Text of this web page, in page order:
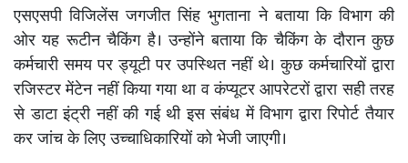
एसएसपी विजिलेंस जगजीत सिंह भुगताना ने बताया कि विभाग की
ओर यह रूटीन चैकिंग है। उन्होंने बताया कि चैकिंग के दौरान कुछ
कर्मचारी समय पर ड्यूटी पर उपस्थित नहीं थे। कुछ कर्मचारियों द्वारा
रजिस्टर मेंटेन नहीं किया गया था व कंप्यूटर आपरेटरों द्वारा सही तरह
से डाटा इंट्री नहीं की गई थी इस संबंध में विभाग द्वारा रिपोर्ट तैयार
कर जांच के लिए उच्चाधिकारियों को भेजी जाएगी।